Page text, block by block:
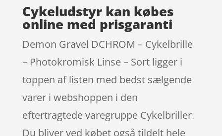
Cykeludstyr kan købes
online med prisgaranti
Demon Gravel DCHROM – Cykelbrille
– Photokromisk Linse – Sort ligger i
toppen af listen med bedst sælgende
varer i webshoppen i den
eftertragtede varegruppe Cykelbriller.
Du bliver ved købet også tildelt hele